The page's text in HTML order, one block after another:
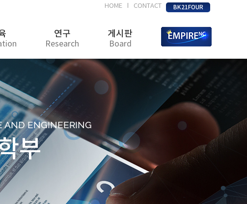
HOME CONTACT BK21FOUR
연구
Research
게시판
Board
AND ENGINEERING
부